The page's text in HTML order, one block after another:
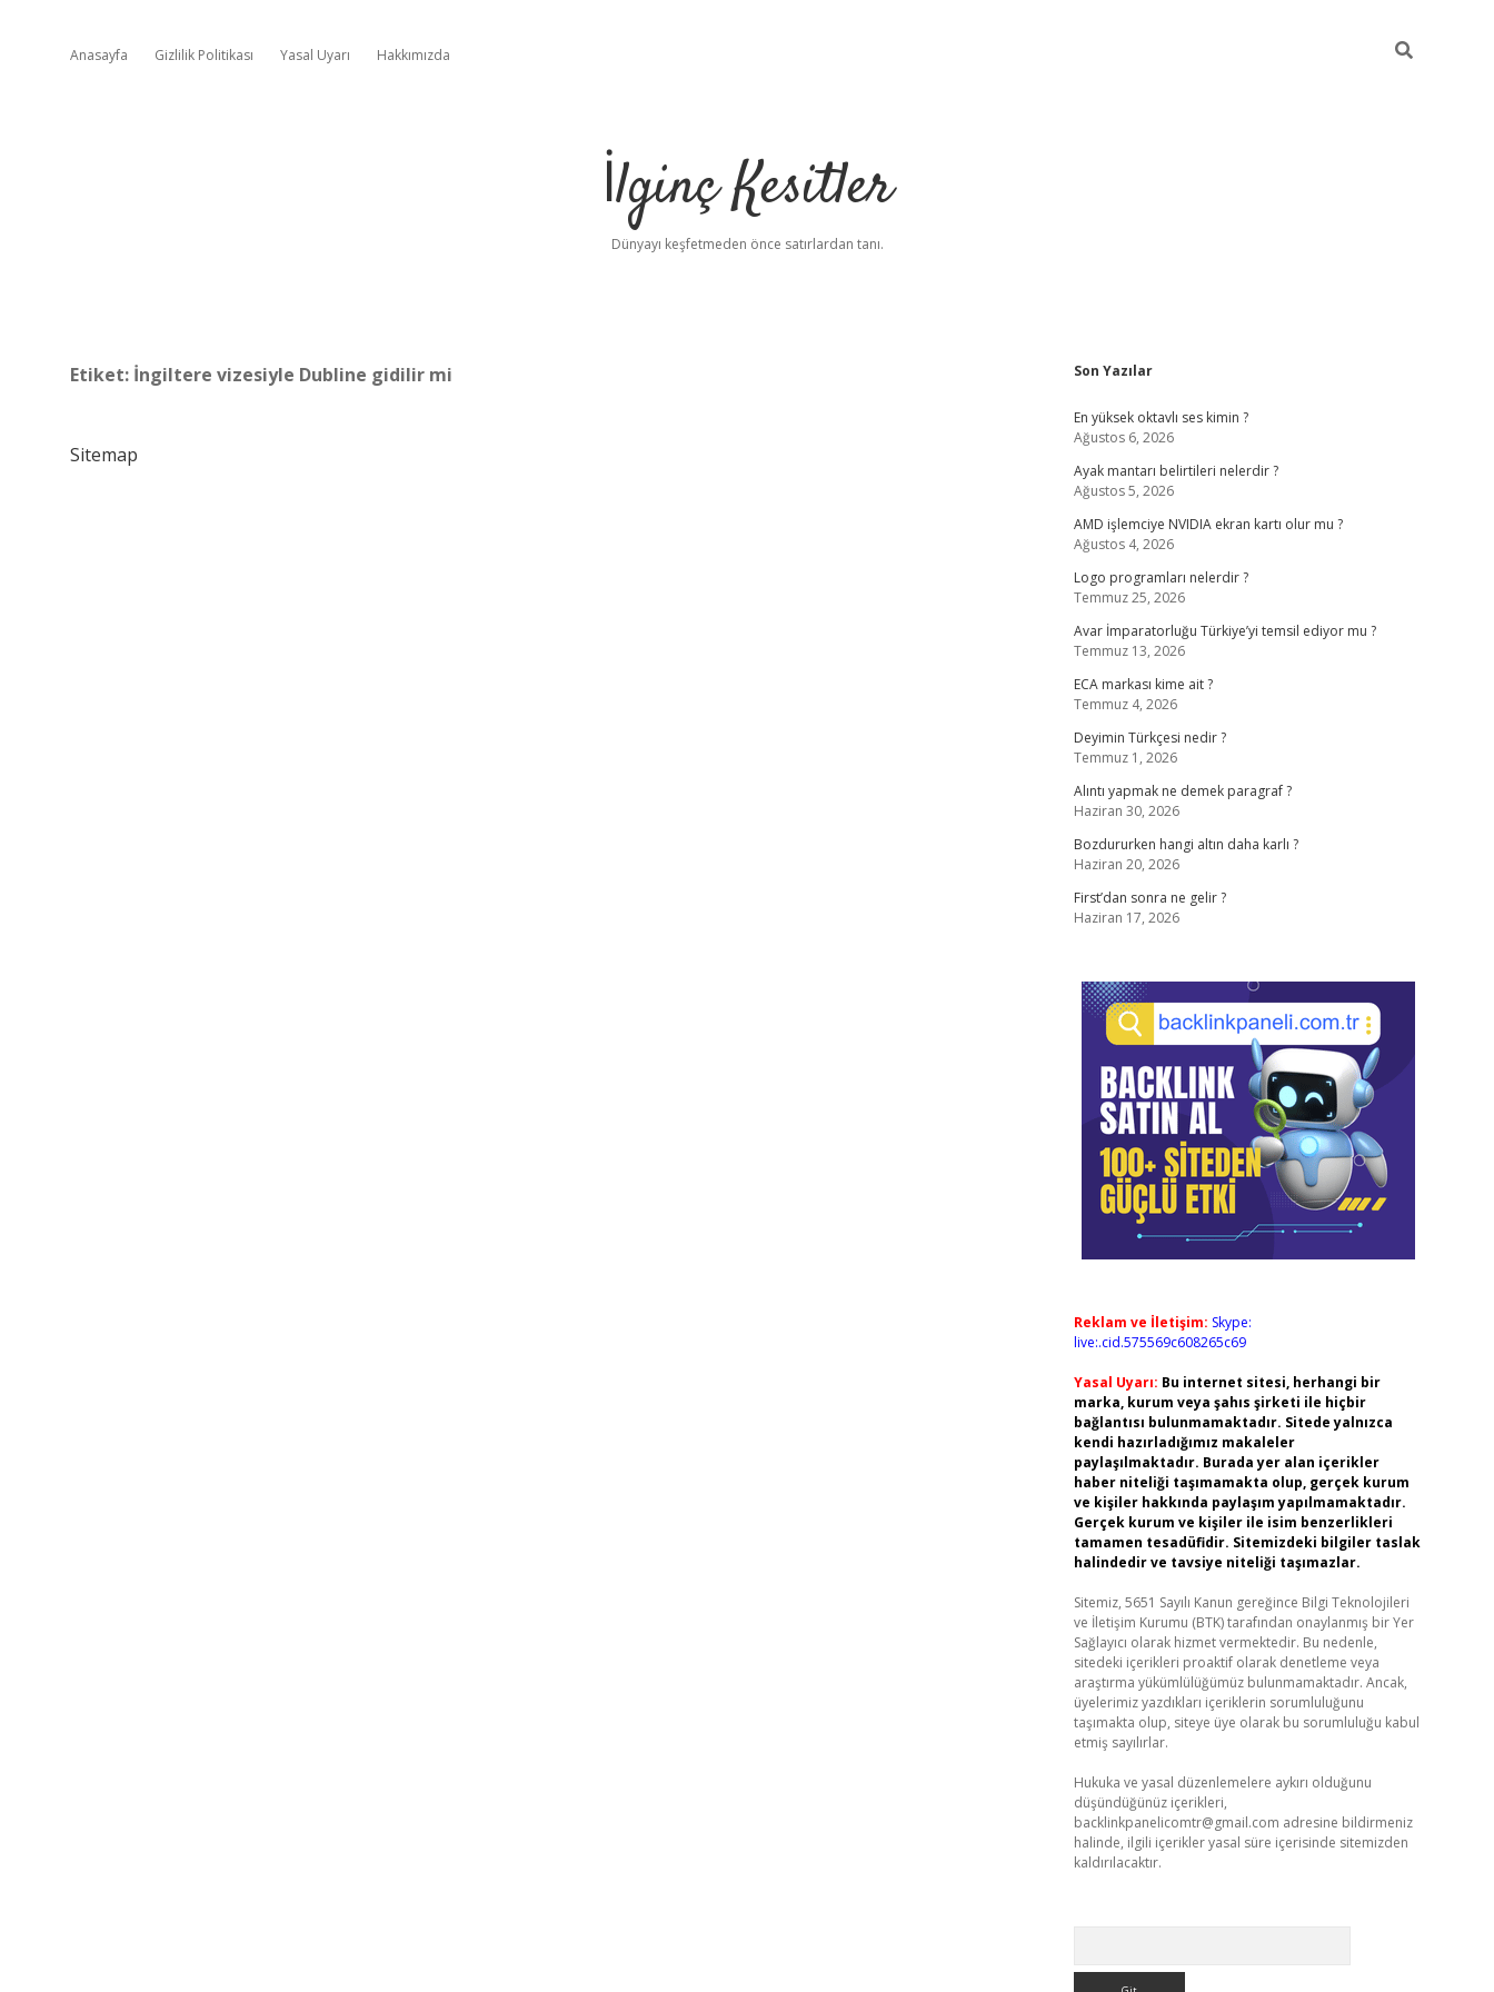
Anasayfa Gizlilik Politikası Yasal Uyarı Hakkımızda
İlginç Kesitler
Dünyayı keşfetmeden önce satırlardan tanı.
Etiket: İngiltere vizesiyle Dubline gidilir mi
Sitemap
Sidebar
Son Yazılar
En yüksek oktavlı ses kimin ?
Ağustos 6, 2026
Ayak mantarı belirtileri nelerdir ?
Ağustos 5, 2026
AMD işlemciye NVIDIA ekran kartı olur mu ?
Ağustos 4, 2026
Logo programları nelerdir ?
Temmuz 25, 2026
Avar İmparatorluğu Türkiye’yi temsil ediyor mu ?
Temmuz 13, 2026
ECA markası kime ait ?
Temmuz 4, 2026
Deyimin Türkçesi nedir ?
Temmuz 1, 2026
Alıntı yapmak ne demek paragraf ?
Haziran 30, 2026
Bozdururken hangi altın daha karlı ?
Haziran 20, 2026
First’dan sonra ne gelir ?
Haziran 17, 2026
Reklam ve İletişim: Skype:
live:.cid.575569c608265c69
Yasal Uyarı: Bu internet sitesi, herhangi bir
marka, kurum veya şahıs şirketi ile hiçbir
bağlantısı bulunmamaktadır. Sitede yalnızca
kendi hazırladığımız makaleler
paylaşılmaktadır. Burada yer alan içerikler
haber niteliği taşımamakta olup, gerçek kurum
ve kişiler hakkında paylaşım yapılmamaktadır.
Gerçek kurum ve kişiler ile isim benzerlikleri
tamamen tesadüfidir. Sitemizdeki bilgiler taslak
halindedir ve tavsiye niteliği taşımazlar.
Sitemiz, 5651 Sayılı Kanun gereğince Bilgi Teknolojileri
ve İletişim Kurumu (BTK) tarafından onaylanmış bir Yer
Sağlayıcı olarak hizmet vermektedir. Bu nedenle,
sitedeki içerikleri proaktif olarak denetleme veya
araştırma yükümlülüğümüz bulunmamaktadır. Ancak,
üyelerimiz yazdıkları içeriklerin sorumluluğunu
taşımakta olup, siteye üye olarak bu sorumluluğu kabul
etmiş sayılırlar.
Hukuka ve yasal düzenlemelere aykırı olduğunu
düşündüğünüz içerikleri,
backlinkpanelicomtr@gmail.com adresine bildirmeniz
halinde, ilgili içerikler yasal süre içerisinde sitemizden
kaldırılacaktır.